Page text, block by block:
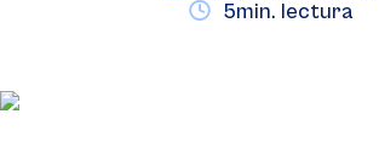
5min. lectura